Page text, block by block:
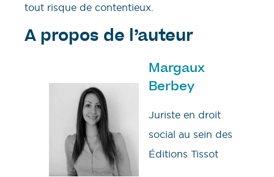
tout risque de contentieux.
A propos de l’auteur
Margaux
Berbey
Juriste en droit
social au sein des
Éditions Tissot